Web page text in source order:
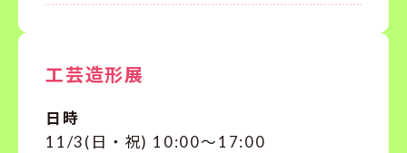
工芸造形展
日時
11/3(日・祝) 10:00〜17:00